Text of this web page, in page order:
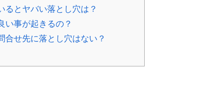
るとヤバい落とし穴は？
い事が起きるの？
合せ先に落とし穴はない？